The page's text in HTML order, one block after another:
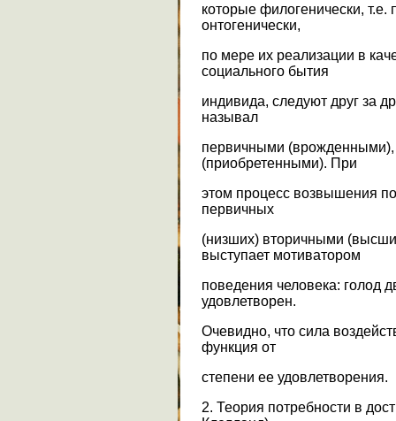
которые филогенически,
онтогенически,
по мере их реализации в
социального бытия
индивида, следуют друг за
называл
первичными (врожденными),
(приобретенными). При
этом процесс возвышения
первичных
(низших) вторичными
выступает мотиватором
поведения человека: голод
удовлетворен.
Очевидно, что сила
функция от
степени ее удовлетворения.
2. Теория потребности в